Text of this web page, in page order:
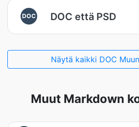
DOC DOC että PSD
Näytä kaikki DOC
Muut Markdown